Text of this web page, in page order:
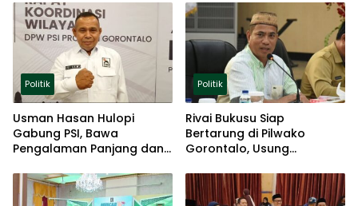
Politik
Usman Hasan Hulopi
Gabung PSI, Bawa
Pengalaman Panjang dan
Politik
Rivai Bukusu Siap
Bertarung di Pilwako
Gorontalo, Usung
Politik